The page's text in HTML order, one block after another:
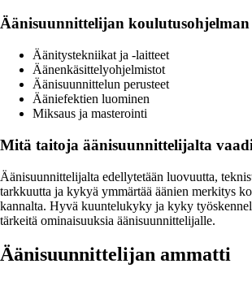
Äänisuunnittelijan koulutusohjelman
Äänitystekniikat ja -laitteet
Äänenkäsittelyohjelmistot
Äänisuunnittelun perusteet
Ääniefektien luominen
Miksaus ja masterointi
Mitä taitoja äänisuunnittelijalta
Äänisuunnittelijalta edellytetään luovuutta,
tarkkuutta ja kykyä ymmärtää äänien merkitys
kannalta. Hyvä kuuntelukyky ja kyky
tärkeitä ominaisuuksia äänisuunnittelijalle.
Äänisuunnittelijan ammatti